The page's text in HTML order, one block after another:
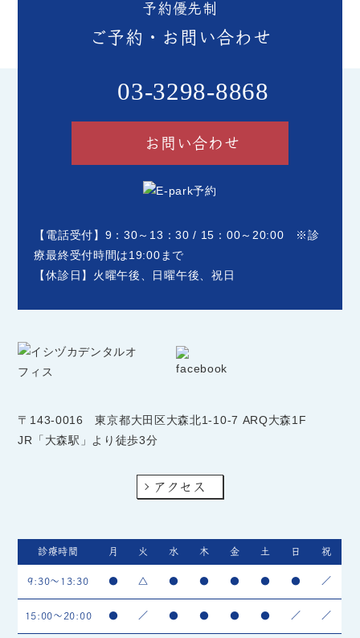
予約優先制
ご予約・お問い合わせ
03-3298-8868
お問い合わせ
【電話受付】9：30～13：30 / 15：00～20:00 ※診
療最終受付時間は19:00まで
【休診日】火曜午後、日曜午後、祝日
〒143-0016東京都大田区大森北1-10-7 ARQ大森1F
JR「大森駅」より徒歩3分
アクセス
診療時間 月 火 水 木 金 土 日 祝
9:30～13:30 ● △ ● ● ● ● ● ／
15:00～20:00 ● ／ ● ● ● ● ／ ／